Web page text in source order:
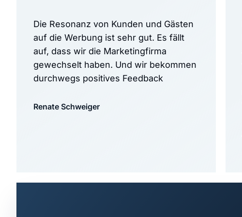
Die Resonanz von Kunden und Gästen
auf die Werbung ist sehr gut. Es fällt
auf, dass wir die Marketingfirma
gewechselt haben. Und wir bekommen
durchwegs positives Feedback
Renate Schweiger